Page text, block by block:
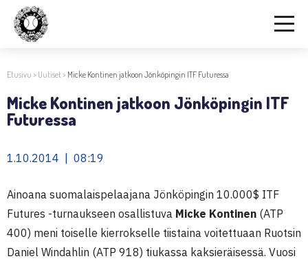
Etusivu > Uutiset> Micke Kontinen jatkoon Jönköpingin ITF Futuressa
Micke Kontinen jatkoon Jönköpingin ITF
Futuressa
1.10.2014 | 08:19
Ainoana suomalaispelaajana Jönköpingin 10.000$ ITF
Futures -turnaukseen osallistuva Micke Kontinen (ATP
400) meni toiselle kierrokselle tiistaina voitettuaan Ruotsin
Daniel Windahlin (ATP 918) tiukassa kaksieräisessä. Vuosi